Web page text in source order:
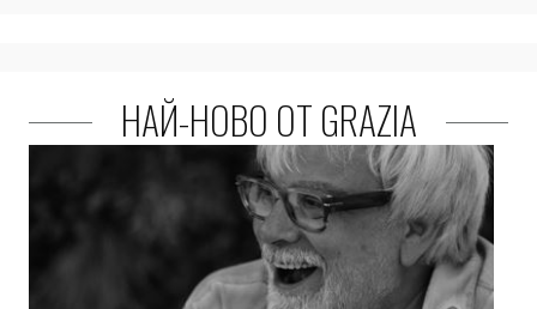
НАЙ-НОВО ОТ GRAZIA